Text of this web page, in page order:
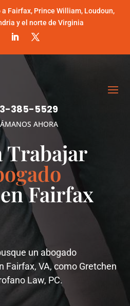
Fairfax, Prince William, Loudoun,
y el norte de Virginia
385-5529
AHORA
Trabajar
Fairfax
un abogado
Fairfax, VA, como Gretchen
Law, PC.